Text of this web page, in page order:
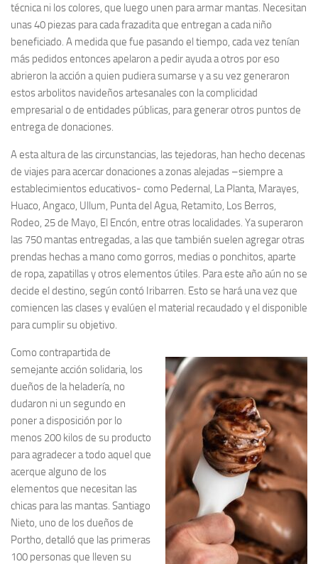
técnica ni los colores, que luego unen para armar mantas. Necesitan
unas 40 piezas para cada frazadita que entregan a cada niño
beneficiado. A medida que fue pasando el tiempo, cada vez tenían
más pedidos entonces apelaron a pedir ayuda a otros por eso
abrieron la acción a quien pudiera sumarse y a su vez generaron
estos arbolitos navideños artesanales con la complicidad
empresarial o de entidades públicas, para generar otros puntos de
entrega de donaciones.
A esta altura de las circunstancias, las tejedoras, han hecho decenas
de viajes para acercar donaciones a zonas alejadas –siempre a
establecimientos educativos- como Pedernal, La Planta, Marayes,
Huaco, Angaco, Ullum, Punta del Agua, Retamito, Los Berros,
Rodeo, 25 de Mayo, El Encón, entre otras localidades. Ya superaron
las 750 mantas entregadas, a las que también suelen agregar otras
prendas hechas a mano como gorros, medias o ponchitos, aparte
de ropa, zapatillas y otros elementos útiles. Para este año aún no se
decide el destino, según contó Iribarren. Esto se hará una vez que
comiencen las clases y evalúen el material recaudado y el disponible
para cumplir su objetivo.
Como contrapartida de
semejante acción solidaria, los
dueños de la heladería, no
dudaron ni un segundo en
poner a disposición por lo
menos 200 kilos de su producto
para agradecer a todo aquel que
acerque alguno de los
elementos que necesitan las
chicas para las mantas. Santiago
Nieto, uno de los dueños de
Portho, detalló que las primeras
100 personas que lleven su